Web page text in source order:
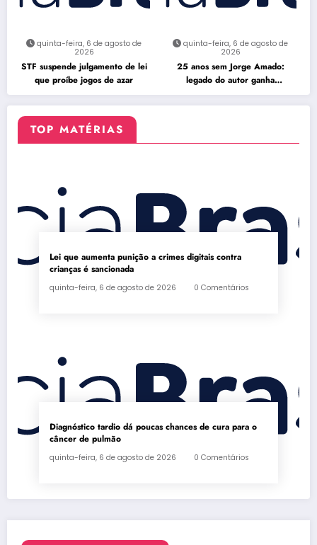
quinta-feira, 6 de agosto de
2026
STF suspende julgamento de lei
que proíbe jogos de azar
quinta-feira, 6 de agosto de
2026
25 anos sem Jorge Amado:
legado do autor ganha
celebração na Flipelô
TOP MATÉRIAS
Lei que aumenta punição a crimes digitais contra
crianças é sancionada
quinta-feira, 6 de agosto de 2026 0 Comentários
Diagnóstico tardio dá poucas chances de cura para o
câncer de pulmão
quinta-feira, 6 de agosto de 2026 0 Comentários